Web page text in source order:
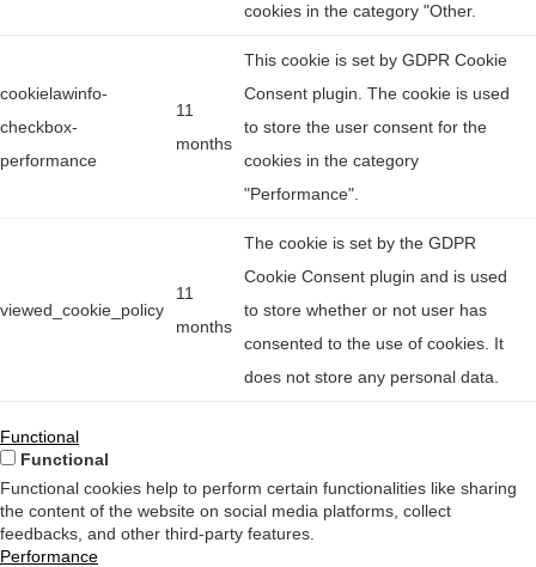
cookies in the category "Other.
cookielawinfo-
checkbox-
performance
11
months
This cookie is set by GDPR Cookie
Consent plugin. The cookie is used
to store the user consent for the
cookies in the category
"Performance".
viewed_cookie_policy
11
months
The cookie is set by the GDPR
Cookie Consent plugin and is used
to store whether or not user has
consented to the use of cookies. It
does not store any personal data.
Functional
Functional
Functional cookies help to perform certain functionalities like sharing
the content of the website on social media platforms, collect
feedbacks, and other third-party features.
Performance